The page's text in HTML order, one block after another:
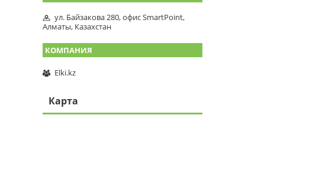
ул. Байзакова 280, офис SmartPoint,
Алматы, Казахстан
Elki.kz
Карта